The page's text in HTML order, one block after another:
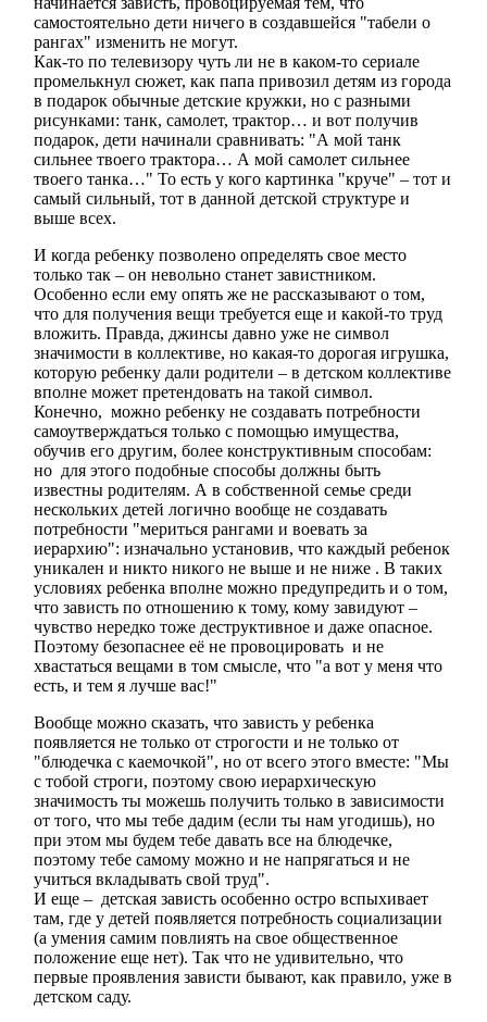
самостоятельно дети ничего в создавшейся "табели о
рангах" изменить не могут.
Как-то по телевизору чуть ли не в каком-то сериале
промелькнул сюжет, как папа привозил детям из города
в подарок обычные детские кружки, но с разными
рисунками: танк, самолет, трактор… и вот получив
подарок, дети начинали сравнивать: "А мой танк
сильнее твоего трактора… А мой самолет сильнее
твоего танка…" То есть у кого картинка "круче" – тот и
самый сильный, тот в данной детской структуре и
выше всех.
И когда ребенку позволено определять свое место
только так – он невольно станет завистником.
Особенно если ему опять же не рассказывают о том,
что для получения вещи требуется еще и какой-то труд
вложить. Правда, джинсы давно уже не символ
значимости в коллективе, но какая-то дорогая игрушка,
которую ребенку дали родители – в детском коллективе
вполне может претендовать на такой символ.
Конечно, можно ребенку не создавать потребности
самоутверждаться только с помощью имущества,
обучив его другим, более конструктивным способам:
но для этого подобные способы должны быть
известны родителям. А в собственной семье среди
нескольких детей логично вообще не создавать
потребности "мериться рангами и воевать за
иерархию": изначально установив, что каждый ребенок
уникален и никто никого не выше и не ниже . В таких
условиях ребенка вполне можно предупредить и о том,
что зависть по отношению к тому, кому завидуют –
чувство нередко тоже деструктивное и даже опасное.
Поэтому безопаснее её не провоцировать и не
хвастаться вещами в том смысле, что "а вот у меня что
есть, и тем я лучше вас!"
Вообще можно сказать, что зависть у ребенка
появляется не только от строгости и не только от
"блюдечка с каемочкой", но от всего этого вместе: "Мы
с тобой строги, поэтому свою иерархическую
значимость ты можешь получить только в зависимости
от того, что мы тебе дадим (если ты нам угодишь), но
при этом мы будем тебе давать все на блюдечке,
поэтому тебе самому можно и не напрягаться и не
учиться вкладывать свой труд".
И еще – детская зависть особенно остро вспыхивает
там, где у детей появляется потребность социализации
(а умения самим повлиять на свое общественное
положение еще нет). Так что не удивительно, что
первые проявления зависти бывают, как правило, уже в
детском саду.